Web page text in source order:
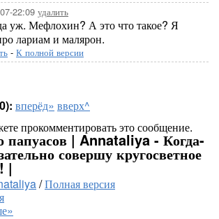
22:09 удалить
уж. Мефлохин? А это что такое? Я
лариам и малярон.
- К полной версии
вперёд» вверх^
прокомментировать это сообщение.
| Annataliya - Когда-
совершу кругосветное
|
/Полная версия